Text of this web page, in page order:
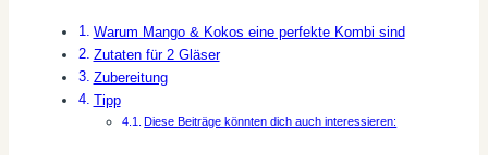
Warum Mango & Kokos eine perfekte Kombi sind
Zutaten für 2 Gläser
Zubereitung
Tipp
Diese Beiträge könnten dich auch interessieren: